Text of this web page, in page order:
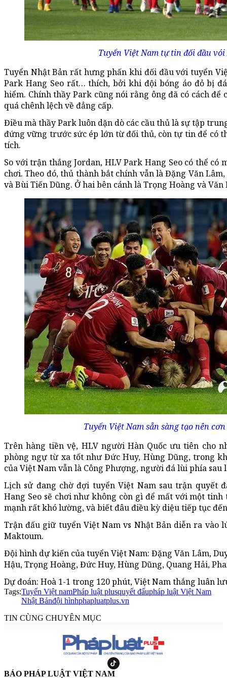
Tuyển Việt Nam tự tin đối đầu
Tuyển Nhật Bản rất hưng phấn khi đối đầu với tuyển
Park Hang Seo rất… thích, bởi khi đội bóng áo đỏ bị
hiểm. Chính thầy Park cũng nói rằng ông đã có cách
quá chênh lệch về đẳng cấp.
Điều mà thầy Park luôn dặn dò các cầu thủ là sự tập
đứng vững trước sức ép lớn từ đối thủ, còn tự tin để có
tích.
So với trận thắng Jordan, HLV Park Hang Seo có thể
chơi. Theo đó, thủ thành bắt chính vẫn là Đặng Văn
và Bùi Tiến Dũng. Ở hai bên cánh là Trọng Hoàng và Văn
Tuyển Việt Nam sẵn sàng tạo nên
Trên hàng tiền vệ, HLV người Hàn Quốc ưu tiên cho
phòng ngự từ xa tốt như Đức Huy, Hùng Dũng, trong
của Việt Nam vẫn là Công Phượng, người đá lùi phía sau
Lịch sử đang chờ đợi tuyển Việt Nam sau trận quyết
Hang Seo sẽ chơi như không còn gì để mất với một
mạnh rất khó lường, và biết đâu điều kỳ diệu tiếp tục
Trận đấu giữ tuyển Việt Nam vs Nhật Bản diễn ra vào
Maktoum.
Đội hình dự kiến của tuyển Việt Nam: Đặng Văn Lâm,
Hậu, Trọng Hoàng, Đức Huy, Hùng Dũng, Quang Hải,
Dự đoán: Hoà 1-1 trong 120 phút, Việt Nam thắng luân
Tags:Tuyển Việt namPháp luật plusquyết đấupháp luật Việt Nam
Nhật Bảnđội hìnhphapluatplus.vn
TIN CÙNG CHUYÊN MỤC
BÁO PHÁP LUẬT VIỆT NAM